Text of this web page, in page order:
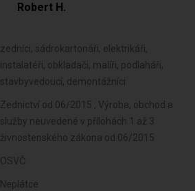
Robert H.
zedníci, sádrokartonáři, elektrikáři,
instalatéři, obkladači, malíři, podlaháři,
stavbyvedoucí, demontážníci
Zednictví od 06/2015 , Výroba, obchod a
služby neuvedené v přílohách 1 až 3
živnostenského zákona od 06/2015
OSVČ
Neplátce